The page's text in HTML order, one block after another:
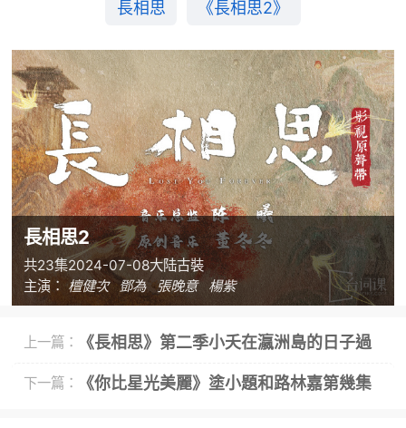
長相思 《長相思2》
長相思2
共23集2024-07-08大陆古裝
主演：檀健次 鄧為 張晚意 楊紫
上一篇： 《長相思》第二季小夭在瀛洲島的日子過
得怎樣
下一篇： 《你比星光美麗》塗小題和路林嘉第幾集